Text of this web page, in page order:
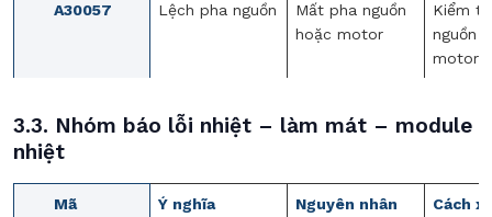
A30057 Lệch pha nguồn
Mất pha nguồn
hoặc motor
Kiểm
nguồn
motor
3.3. Nhóm báo lỗi nhiệt – làm mát – module
nhiệt
Mã Ý nghĩa Nguyên nhân Cách